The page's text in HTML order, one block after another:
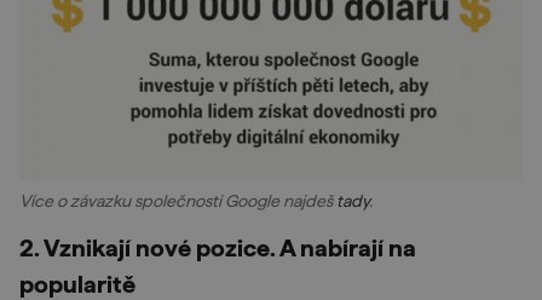
Více o závazku společnosti Google najdeš tady.
2. Vznikají nové pozice. A nabírají na
popularitě